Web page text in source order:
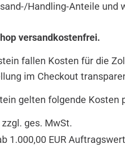
Handling-Anteile und
versandkostenfrei.
fallen Kosten für die
im Checkout
gelten folgende Kosten
ges. MwSt.
1.000,00 EUR Auftragswert